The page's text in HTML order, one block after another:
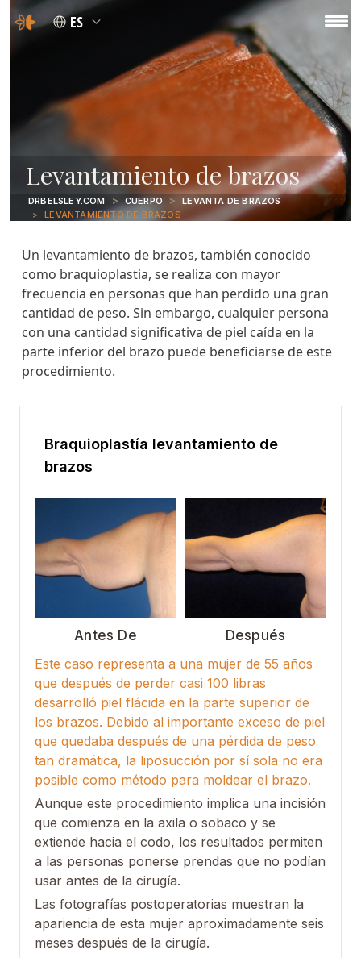
ES
Levantamiento de brazos
DRBELSLEY.COM CUERPO
LEVANTA DE BRAZOS
LEVANTAMIENTO DE BRAZOS
Un levantamiento de brazos, también conocido
como braquioplastia, se realiza con mayor
frecuencia en personas que han perdido una gran
cantidad de peso. Sin embargo, cualquier persona
con una cantidad significativa de piel caída en la
parte inferior del brazo puede beneficiarse de este
procedimiento.
Braquioplastía levantamiento de
brazos
Antes De
Después
Este caso representa a una mujer de 55 años
que después de perder casi 100 libras
desarrolló piel flácida en la parte superior de
los brazos. Debido al importante exceso de piel
que quedaba después de una pérdida de peso
tan dramática, la liposucción por sí sola no era
posible como método para moldear el brazo.
Aunque este procedimiento implica una incisión
que comienza en la axila o sobaco y se
extiende hacia el codo, los resultados permiten
a las personas ponerse prendas que no podían
usar antes de la cirugía.
Las fotografías postoperatorias muestran la
apariencia de esta mujer aproximadamente seis
meses después de la cirugía.